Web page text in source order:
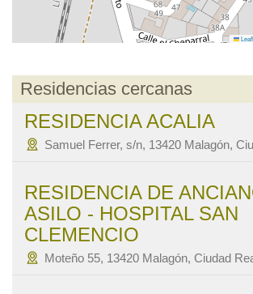
Residencias cercanas
RESIDENCIA ACALIA
Samuel Ferrer, s/n, 13420 Malagón,
RESIDENCIA DE
ASILO - HOSPITAL SAN
CLEMENCIO
Moteño 55, 13420 Malagón, Ciudad